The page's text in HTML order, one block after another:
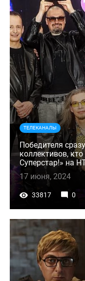
ТЕЛЕКАНАЛЫ
Победителя
коллективов,
Суперстар!» на
17 июня, 2024
33817 0